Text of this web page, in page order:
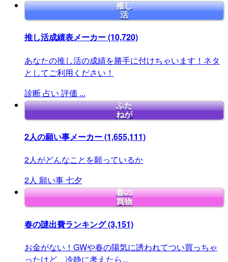
推し
活
推し活成績表メーカー(10,720)
あなたの推し活の成績を勝手に付けちゃいます！ネタ
としてご利用ください！
診断 占い 評価 ...
ふた
ねが
2人の願い事メーカー(1,655,111)
2人がどんなことを願っているか
2人 願い事七夕
春の
買物
春の謎出費ランキング(3,151)
お金がない！GWや春の陽気に誘われてつい買っちゃ
ったけど、冷静に考えたら...